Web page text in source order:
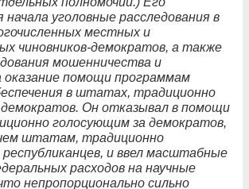
уголовные расследования в
местных и
чиновников-демократов, а также
мошенничества и
оказание помощи программам
в штатах, традиционно
Он отказывал в помощи
голосующим за демократов,
штатам, традиционно
и ввел масштабные
расходов на научные
непропорционально сильно